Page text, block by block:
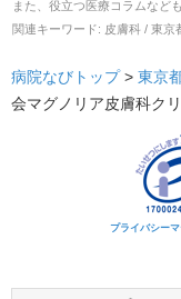
また、役立つ医療コラムなど
関連キーワード: 皮膚科 / 東京
病院なびトップ > 東京
会マグノリア皮膚科ク
プライバシー